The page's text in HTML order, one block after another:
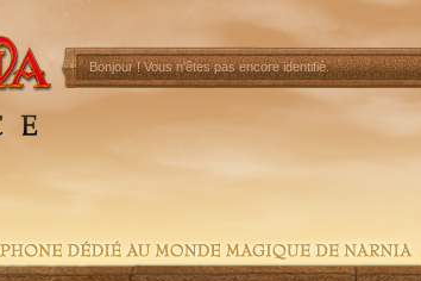
Bonjour !Vous n'êtes pas encore identifié.